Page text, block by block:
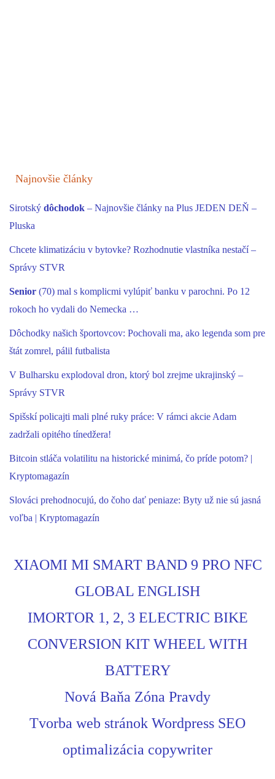
Najnovšie články
Sirotský dôchodok – Najnovšie články na Plus JEDEN DEŇ –
Pluska
Chcete klimatizáciu v bytovke? Rozhodnutie vlastníka nestačí –
Správy STVR
Senior (70) mal s komplicmi vylúpiť banku v parochni. Po 12
rokoch ho vydali do Nemecka …
Dôchodky našich športovcov: Pochovali ma, ako legenda som pre
štát zomrel, pálil futbalista
V Bulharsku explodoval dron, ktorý bol zrejme ukrajinský –
Správy STVR
Spišskí policajti mali plné ruky práce: V rámci akcie Adam
zadržali opitého tínedžera!
Bitcoin stláča volatilitu na historické minimá, čo príde potom? |
Kryptomagazín
Slováci prehodnocujú, do čoho dať peniaze: Byty už nie sú jasná
voľba | Kryptomagazín
XIAOMI MI SMART BAND 9 PRO NFC
GLOBAL ENGLISH
IMORTOR 1, 2, 3 ELECTRIC BIKE
CONVERSION KIT WHEEL WITH
BATTERY
Nová Baňa Zóna Pravdy
Tvorba web stránok Wordpress SEO
optimalizácia copywriter